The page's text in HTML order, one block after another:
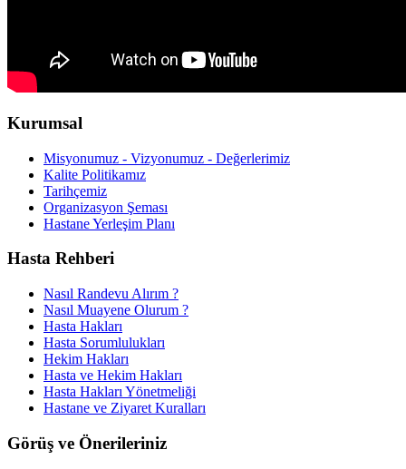
Kurumsal
Misyonumuz - Vizyonumuz - Değerlerimiz
Kalite Politikamız
Tarihçemiz
Organizasyon Şeması
Hastane Yerleşim Planı
Hasta Rehberi
Nasıl Randevu Alırım ?
Nasıl Muayene Olurum ?
Hasta Hakları
Hasta Sorumlulukları
Hekim Hakları
Hasta ve Hekim Hakları
Hasta Hakları Yönetmeliği
Hastane ve Ziyaret Kuralları
Görüş ve Önerileriniz